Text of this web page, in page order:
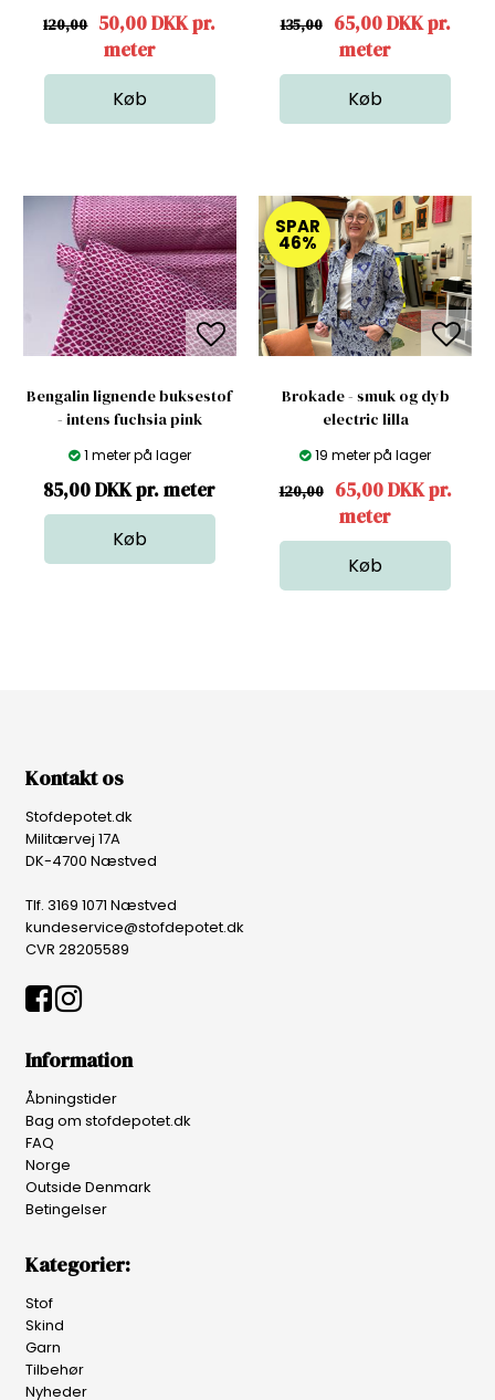
120,00
50,00 DKK pr.
meter
135,00
65,00 DKK pr.
meter
Bengalin lignende buksestof
- intens fuchsia pink
1 meter på lager
85,00 DKK pr. meter
SPAR
46%
Brokade - smuk og dyb
electric lilla
19 meter på lager
120,00
65,00 DKK pr.
meter
Kontakt os
Stofdepotet.dk
Militærvej 17A
DK-4700 Næstved
Tlf. 3169 1071 Næstved
kundeservice@stofdepotet.dk
CVR 28205589
Information
Åbningstider
Bag om stofdepotet.dk
FAQ
Norge
Outside Denmark
Betingelser
Kategorier:
Stof
Skind
Garn
Tilbehør
Nyheder